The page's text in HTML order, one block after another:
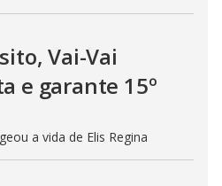
Vai-Vai
e garante 15º
a vida de Elis Regina